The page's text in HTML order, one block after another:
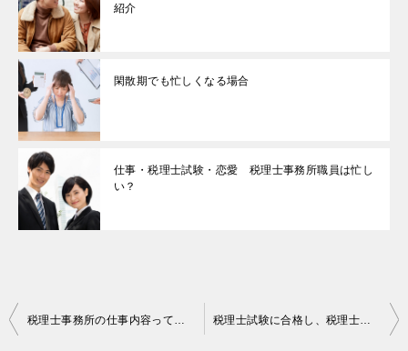
紹介
閑散期でも忙しくなる場合
仕事・税理士試験・恋愛 税理士事務所職員は忙し
い？
投
税理士事務所の仕事内容って（相続税の申告） 税理士試験に合格し、税理士になるとどうなるか？